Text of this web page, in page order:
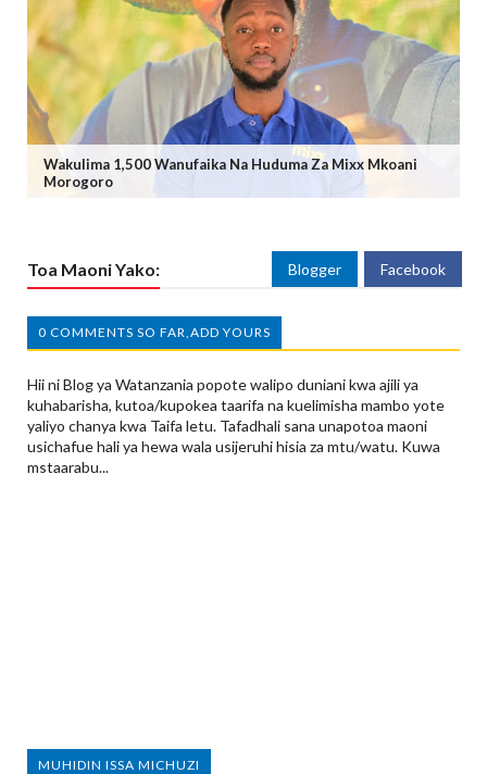
Wakulima 1,500 Wanufaika Na Huduma Za Mixx Mkoani
Morogoro
Toa Maoni Yako: Blogger Facebook
0 COMMENTS SO FAR,ADD YOURS
Hii ni Blog ya Watanzania popote walipo duniani kwa ajili ya
kuhabarisha, kutoa/kupokea taarifa na kuelimisha mambo yote
yaliyo chanya kwa Taifa letu. Tafadhali sana unapotoa maoni
usichafue hali ya hewa wala usijeruhi hisia za mtu/watu. Kuwa
mstaarabu...
MUHIDIN ISSA MICHUZI